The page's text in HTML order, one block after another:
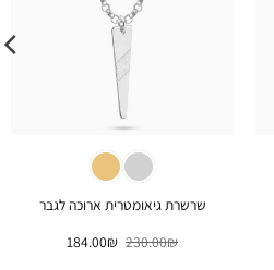
שרשרת גיאומטרית ארוכה לגבר
230.00₪ המחיר
184.00₪